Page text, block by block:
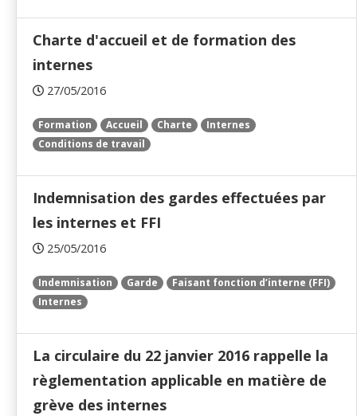
Charte d'accueil et de formation des
internes
27/05/2016
Formation Accueil Charte
Internes
Conditions de travail
Indemnisation des gardes effectuées par
les internes et FFI
25/05/2016
Indemnisation Garde
Faisant fonction d’interne (FFI)
Internes
La circulaire du 22 janvier 2016 rappelle la
règlementation applicable en matière de
grève des internes